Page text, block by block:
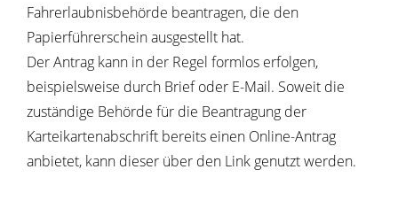
Fahrerlaubnisbehörde beantragen, die den
Papierführerschein ausgestellt hat.
Der Antrag kann in der Regel formlos erfolgen,
beispielsweise durch Brief oder E-Mail. Soweit die
zuständige Behörde für die Beantragung der
Karteikartenabschrift bereits einen Online-Antrag
anbietet, kann dieser über den Link genutzt werden.